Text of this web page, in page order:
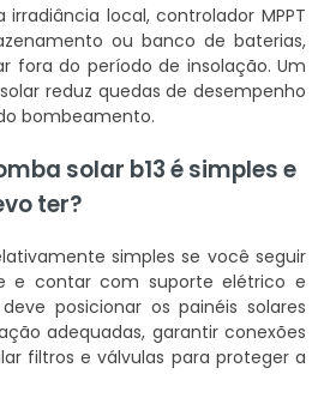
local, controlador MPPT
ou banco de baterias,
fora do período de insolação. Um
reduz quedas de desempenho
bombeamento.
solar b13 é simples e
ter?
simples se você seguir
e contar com suporte elétrico e
posicionar os painéis solares
adequadas, garantir conexões
filtros e válvulas para proteger a